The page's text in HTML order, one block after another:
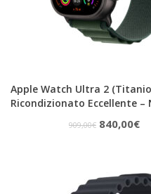
Apple Watch Ultra 2 (Titanio,
Ricondizionato Eccellente –
909,00€ Il
era:
840,00€Il
è: